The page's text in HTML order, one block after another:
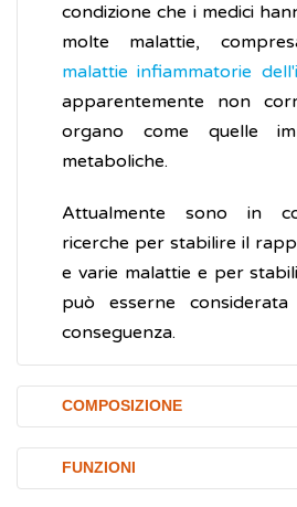
condizione che i medici
molte malattie,
malattie infiammatorie
apparentemente non
organo come quelle
metaboliche.
Attualmente sono in
ricerche per stabilire il
e varie malattie e per
può esserne
conseguenza.
COMPOSIZIONE
Lo studio della
è stato possibile grazie
FUNZIONI